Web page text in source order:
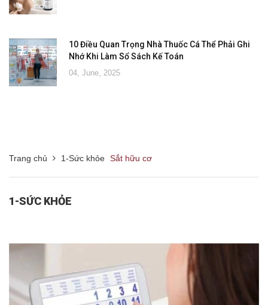
10 Điều Quan Trọng Nhà Thuốc Cá Thể Phải Ghi
Nhớ Khi Làm Sổ Sách Kế Toán
04, June, 2025
Trang chủ 1-Sức khỏe Sắt hữu cơ
1-SỨC KHỎE